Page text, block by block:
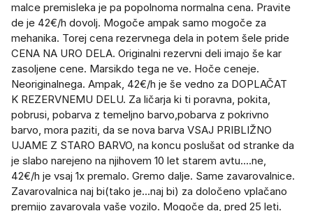
malce premisleka je pa popolnoma normalna cena. Pravite
de je 42€/h dovolj. Mogoče ampak samo mogoče za
mehanika. Torej cena rezervnega dela in potem šele pride
CENA NA URO DELA. Originalni rezervni deli imajo še kar
zasoljene cene. Marsikdo tega ne ve. Hoče ceneje.
Neoriginalnega. Ampak, 42€/h je še vedno za DOPLAČAT
K REZERVNEMU DELU. Za ličarja ki ti poravna, pokita,
pobrusi, pobarva z temeljno barvo,pobarva z pokrivno
barvo, mora paziti, da se nova barva VSAJ PRIBLIŽNO
UJAME Z STARO BARVO, na koncu poslušat od stranke da
je slabo narejeno na njihovem 10 let starem avtu....ne,
42€/h je vsaj 1x premalo. Gremo dalje. Same zavarovalnice.
Zavarovalnica naj bi(tako je...naj bi) za določeno vplačano
premijo zavarovala vaše vozilo. Mogoče da, pred 25 leti.